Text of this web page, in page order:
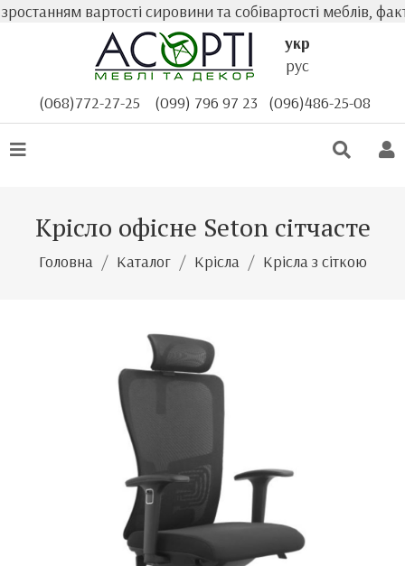
вартості сировини та собівартості меблів,
укр
рус
(068)772-27-25
(099) 796 97 23 (096)486-25-08
Крісло офісне Seton сітчасте
Головна Каталог Крісла Крісла з сіткою